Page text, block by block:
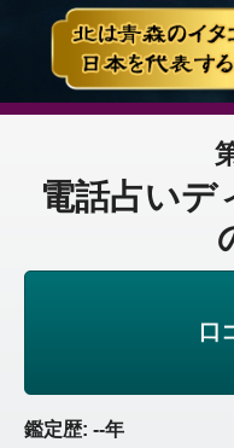
電話占いデ
口
鑑定歴: --年